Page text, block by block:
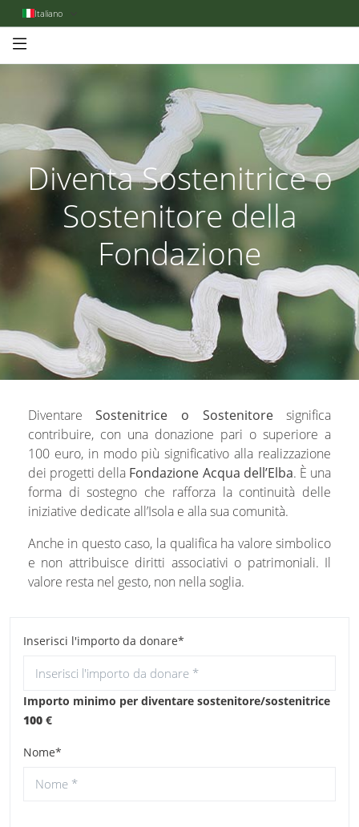
Italiano
Diventa Sostenitrice o
Sostenitore della
Fondazione
DiventareSostenitrice o Sostenitoresignifica
contribuire, con una donazione pari o superiore a
100 euro, in modo più significativo alla realizzazione
dei progetti della Fondazione Acqua dell’Elba. È una
forma di sostegno che rafforza la continuità delle
iniziative dedicate all’Isola e alla sua comunità.
Anche in questo caso, la qualifica ha valore simbolico
e non attribuisce diritti associativi o patrimoniali. Il
valore resta nel gesto, non nella soglia.
Inserisci l'importo da donare*
Importo minimo per diventare sostenitore/sostenitrice
100 €
Nome*